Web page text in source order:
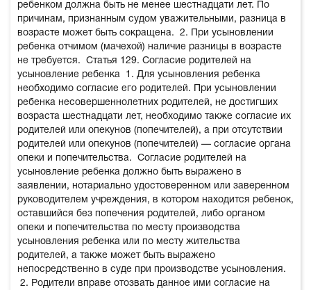
ребенком должна быть не менее шестнадцати лет. По
причинам, признанным судом уважительными, разница в
возрасте может быть сокращена.
2. При усыновлении
ребенка отчимом (мачехой) наличие разницы в возрасте
не требуется.
Статья 129. Согласие родителей на
усыновление ребенка
1. Для усыновления ребенка
необходимо согласие его родителей. При усыновлении
ребенка несовершеннолетних родителей, не достигших
возраста шестнадцати лет, необходимо также согласие их
родителей или опекунов (попечителей), а при отсутствии
родителей или опекунов (попечителей) — согласие органа
опеки и попечительства.
Согласие родителей на
усыновление ребенка должно быть выражено в
заявлении, нотариально удостоверенном или заверенном
руководителем учреждения, в котором находится ребенок,
оставшийся без попечения родителей, либо органом
опеки и попечительства по месту производства
усыновления ребенка или по месту жительства
родителей, а также может быть выражено
непосредственно в суде при производстве усыновления.
2. Родители вправе отозвать данное ими согласие на